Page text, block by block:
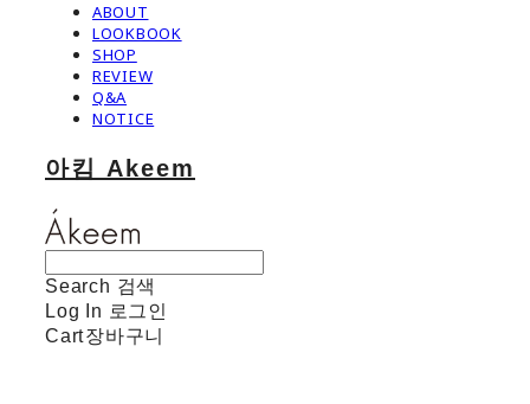
ABOUT
LOOKBOOK
SHOP
REVIEW
Q&A
NOTICE
아킴 Akeem
Search 검색
Log In 로그인
Cart장바구니